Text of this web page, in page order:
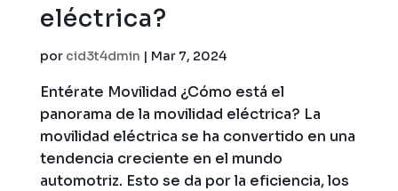
eléctrica?
por cid3t4dmin | Mar 7, 2024
Entérate Movilidad ¿Cómo está el
panorama de la movilidad eléctrica? La
movilidad eléctrica se ha convertido en una
tendencia creciente en el mundo
automotriz. Esto se da por la eficiencia, los